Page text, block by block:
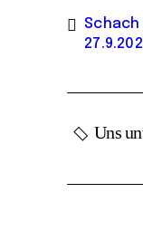
Schach
Uns